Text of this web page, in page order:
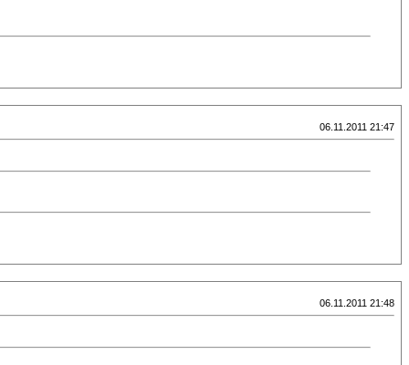
06.11.2011 21:47
06.11.2011 21:48